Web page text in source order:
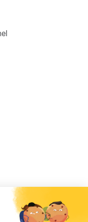
de sécurité
dosant selon
en état de
place par